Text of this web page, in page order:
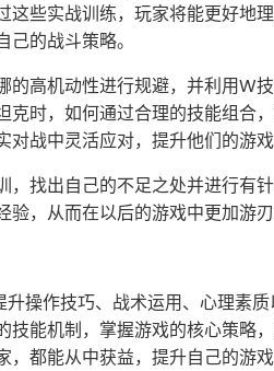
些实战训练，玩家将能更好地
的战斗策略。
高机动性进行规避，并利用W
时，如何通过合理的技能组合
战中灵活应对，提升他们的游戏
找出自己的不足之处并进行有
，从而在以后的游戏中更加游刃
操作技巧、战术运用、心理素质
能机制，掌握游戏的核心策略
都能从中获益，提升自己的游戏